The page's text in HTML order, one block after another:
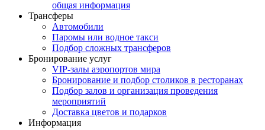
общая информация
Трансферы
Автомобили
Паромы или водное такси
Подбор сложных трансферов
Бронирование услуг
VIP-залы аэропортов мира
Бронирование и подбор столиков в ресторанах
Подбор залов и организация проведения
мероприятий
Доставка цветов и подарков
Информация